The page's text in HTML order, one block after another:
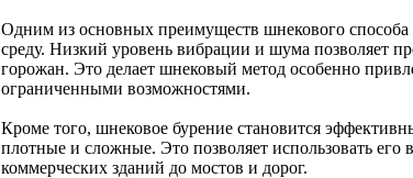
Одним из основных преимуществ шнекового
среду. Низкий уровень вибрации и шума позволяет
горожан. Это делает шнековый метод особенно
ограниченными возможностями.
Кроме того, шнековое бурение становится
плотные и сложные. Это позволяет использовать
коммерческих зданий до мостов и дорог.